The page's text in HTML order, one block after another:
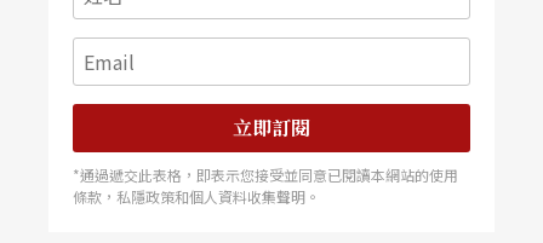
立即訂閱
*通過遞交此表格，即表示您接受並同意已閱讀本網站的使用
條款，私隱政策和個人資料收集聲明。